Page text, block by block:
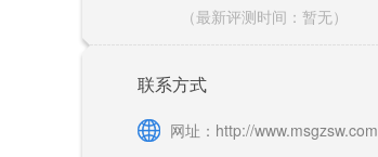
（最新评测时间：暂无）
联系方式
网址：http://www.msgzsw.com